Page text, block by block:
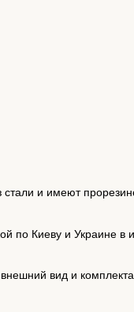
и имеют
по Киеву и Украине в
вид и